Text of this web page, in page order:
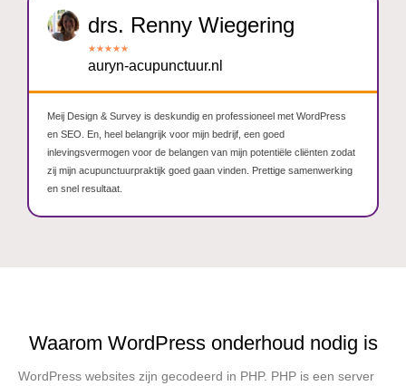
drs. Renny Wiegering
★★★★★
auryn-acupunctuur.nl
Meij Design & Survey is deskundig en professioneel met WordPress
en SEO. En, heel belangrijk voor mijn bedrijf, een goed
inlevingsvermogen voor de belangen van mijn potentiële cliënten zodat
zij mijn acupunctuurpraktijk goed gaan vinden. Prettige samenwerking
en snel resultaat.
Waarom WordPress onderhoud nodig is
WordPress websites zijn gecodeerd in PHP. PHP is een server